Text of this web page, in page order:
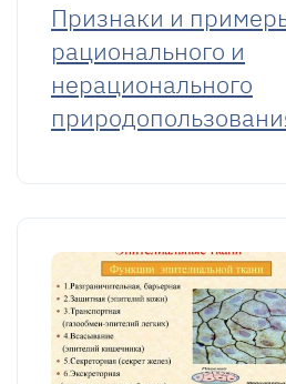
Признаки и
рационального и
нерационального